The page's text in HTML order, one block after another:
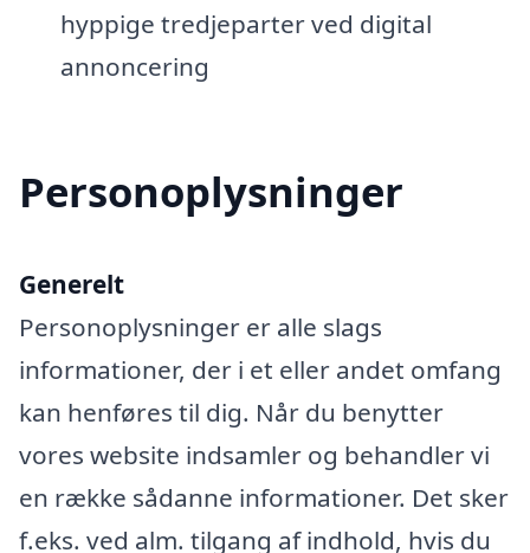
hyppige tredjeparter ved digital
annoncering
Personoplysninger
Generelt
Personoplysninger er alle slags
informationer, der i et eller andet omfang
kan henføres til dig. Når du benytter
vores website indsamler og behandler vi
en række sådanne informationer. Det sker
f.eks. ved alm. tilgang af indhold, hvis du